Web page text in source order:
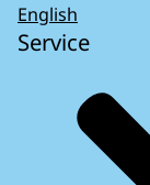
English
Service